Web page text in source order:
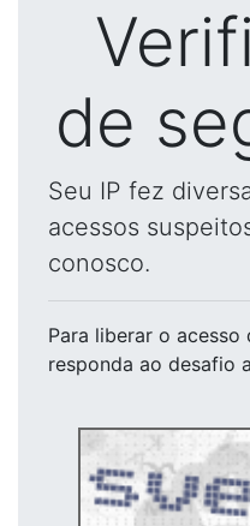
de
Seu IP fez
acessos
conosco.
Para liberar o acesso
responda ao desafio